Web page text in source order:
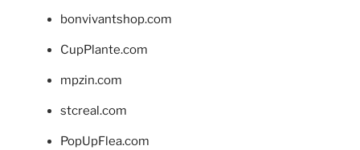
bonvivantshop.com
CupPlante.com
mpzin.com
stcreal.com
PopUpFlea.com